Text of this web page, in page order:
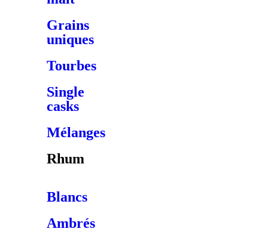
Grains
uniques
Tourbes
Single
casks
Mélanges
Rhum
Blancs
Ambrés